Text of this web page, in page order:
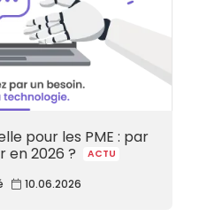
pour les PME : par
en 2026 ?
ACTU
10.06.2026